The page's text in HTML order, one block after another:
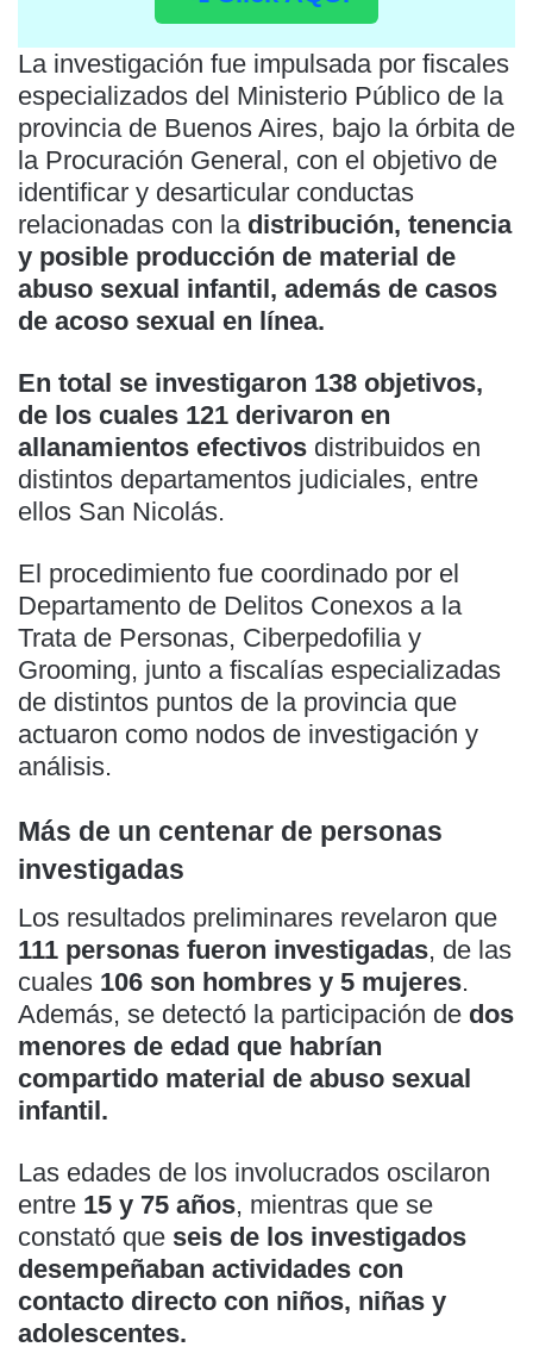
La investigación fue impulsada por fiscales
especializados del Ministerio Público de la
provincia de Buenos Aires, bajo la órbita de
la Procuración General, con el objetivo de
identificar y desarticular conductas
relacionadas con la distribución, tenencia
y posible producción de material de
abuso sexual infantil, además de casos
de acoso sexual en línea.
En total se investigaron 138 objetivos,
de los cuales 121 derivaron en
allanamientos efectivos distribuidos en
distintos departamentos judiciales, entre
ellos San Nicolás.
El procedimiento fue coordinado por el
Departamento de Delitos Conexos a la
Trata de Personas, Ciberpedofilia y
Grooming, junto a fiscalías especializadas
de distintos puntos de la provincia que
actuaron como nodos de investigación y
análisis.
Más de un centenar de personas
investigadas
Los resultados preliminares revelaron que
111 personas fueron investigadas, de las
cuales 106 son hombres y 5 mujeres.
Además, se detectó la participación de dos
menores de edad que habrían
compartido material de abuso sexual
infantil.
Las edades de los involucrados oscilaron
entre 15 y 75 años, mientras que se
constató que seis de los investigados
desempeñaban actividades con
contacto directo con niños, niñas y
adolescentes.